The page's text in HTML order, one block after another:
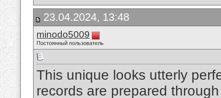
23.04.2024, 13:48
minodo5009
Постоянный пользователь
This unique looks utterly
records are prepared